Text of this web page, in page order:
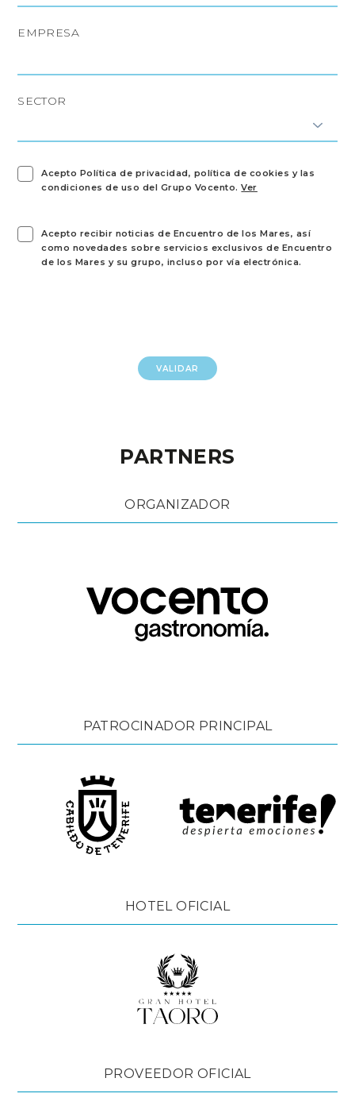
EMPRESA
SECTOR
Acepto Política de privacidad, política de cookies y las
condiciones de uso del Grupo Vocento.Ver
Acepto recibir noticias de Encuentro de los Mares, así
como novedades sobre servicios exclusivos de Encuentro
de los Mares y su grupo, incluso por vía electrónica.
VALIDAR
PARTNERS
ORGANIZADOR
PATROCINADOR PRINCIPAL
HOTEL OFICIAL
PROVEEDOR OFICIAL